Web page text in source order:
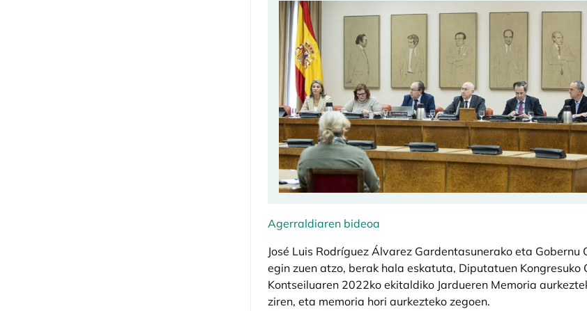
Agerraldiaren bideoa
José Luis Rodríguez Álvarez Gardentasunerako eta
egin zuen atzo, berak hala eskatuta, Diputatuen Kongresuko
Kontseiluaren 2022ko ekitaldiko Jardueren Memoria
ziren, eta memoria hori aurkezteko zegoen.